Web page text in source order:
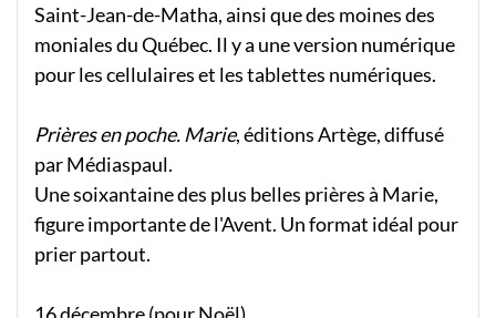
Saint-Jean-de-Matha, ainsi que des moines des
moniales du Québec. Il y a une version numérique
pour les cellulaires et les tablettes numériques.
Prières en poche. Marie, éditions Artège, diffusé
par Médiaspaul.
Une soixantaine des plus belles prières à Marie,
figure importante de l'Avent. Un format idéal pour
prier partout.